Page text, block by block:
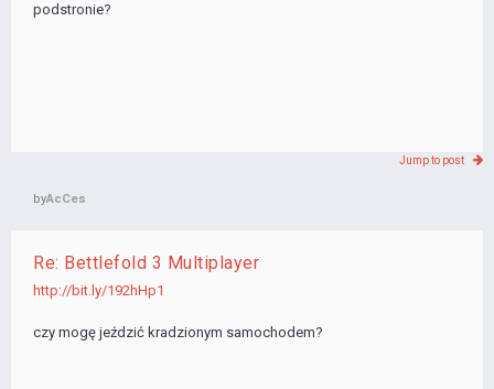
podstronie?
Jump to post
byAcCes
Re: Bettlefold 3 Multiplayer
http://bit.ly/192hHp1
czy mogę jeździć kradzionym samochodem?